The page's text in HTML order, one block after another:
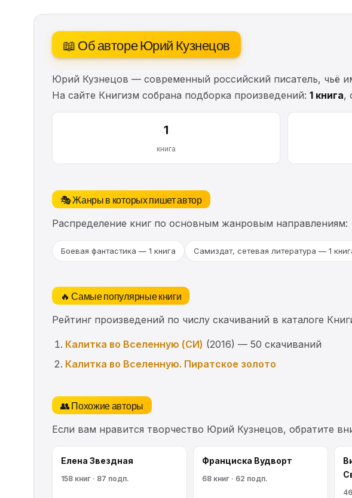
📖 Об авторе Юрий Кузнецов
Юрий Кузнецов — современный российский писатель, чьё
На сайте Книгизм собрана подборка произведений: 1 книга,
1
книга
🎭 Жанры в которых пишет автор
Распределение книг по основным жанровым направлениям:
Боевая фантастика — 1 книга Самиздат, сетевая литература — 1
🔥 Самые популярные книги
Рейтинг произведений по числу скачиваний в каталоге
Калитка во Вселенную (СИ) (2016) — 50 скачиваний
Калитка во Вселенную. Пиратское золото
👥 Похожие авторы
Если вам нравится творчество Юрий Кузнецов, обратите
Елена Звездная
158 книг · 87 подп.
Франциска Вудворт
68 книг · 62 подп.